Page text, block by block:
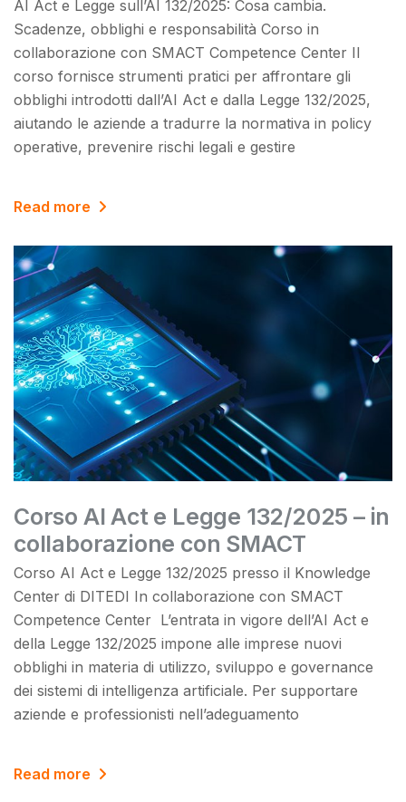
AI Act e Legge sull’AI 132/2025: Cosa cambia.
Scadenze, obblighi e responsabilità Corso in
collaborazione con SMACT Competence Center Il
corso fornisce strumenti pratici per affrontare gli
obblighi introdotti dall’AI Act e dalla Legge 132/2025,
aiutando le aziende a tradurre la normativa in policy
operative, prevenire rischi legali e gestire
Read more
Corso AI Act e Legge 132/2025 – in
collaborazione con SMACT
Corso AI Act e Legge 132/2025 presso il Knowledge
Center di DITEDI In collaborazione con SMACT
Competence Center L’entrata in vigore dell’AI Act e
della Legge 132/2025 impone alle imprese nuovi
obblighi in materia di utilizzo, sviluppo e governance
dei sistemi di intelligenza artificiale. Per supportare
aziende e professionisti nell’adeguamento
Read more